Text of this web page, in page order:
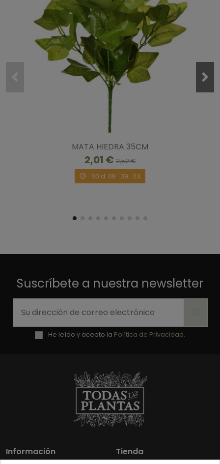
MATA HIEDRA 35CM
2,01 € 2,52 €
00 d. 08 : 39 : 23
Suscríbete a nuestra newsletter
He leído y acepto la Política de Privacidad.
Información Tienda